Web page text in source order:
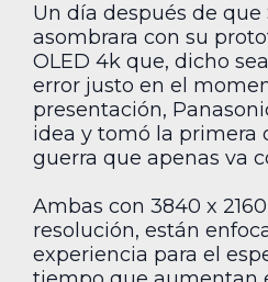
Un día después de que
asombrara con su
OLED 4k que, dicho
error justo en el
presentación,
idea y tomó la primera
guerra que apenas va
Ambas con 3840 x
resolución, están
experiencia para el